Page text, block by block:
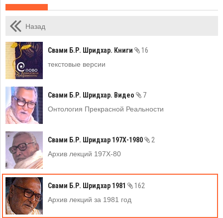
Назад
Свами Б.Р. Шридхар. Книги
16
текстовые версии
Свами Б.Р. Шридхар. Видео
7
Онтология Прекрасной Реальности
Свами Б.Р. Шридхар 197Х-1980
2
Архив лекций 197Х-80
Свами Б.Р. Шридхар 1981
162
Архив лекций за 1981 год